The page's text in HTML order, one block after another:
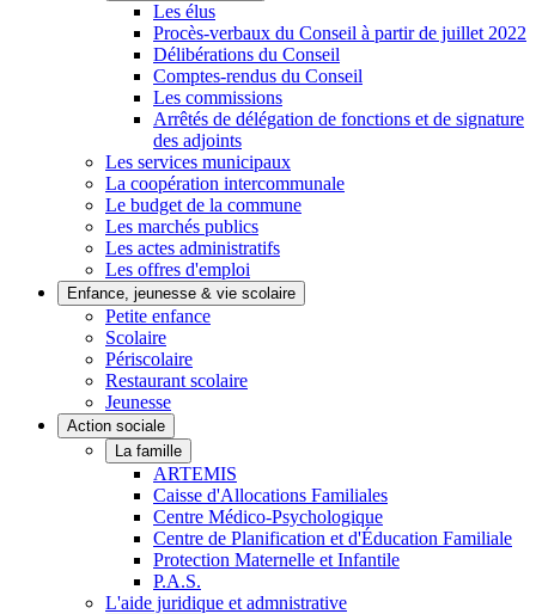
Les élus
Procès-verbaux du Conseil à partir de juillet 2022
Délibérations du Conseil
Comptes-rendus du Conseil
Les commissions
Arrêtés de délégation de fonctions et de signature
des adjoints
Les services municipaux
La coopération intercommunale
Le budget de la commune
Les marchés publics
Les actes administratifs
Les offres d'emploi
Enfance, jeunesse & vie scolaire
Petite enfance
Scolaire
Périscolaire
Restaurant scolaire
Jeunesse
Action sociale
La famille
ARTEMIS
Caisse d'Allocations Familiales
Centre Médico-Psychologique
Centre de Planification et d'Éducation Familiale
Protection Maternelle et Infantile
P.A.S.
L'aide juridique et admnistrative